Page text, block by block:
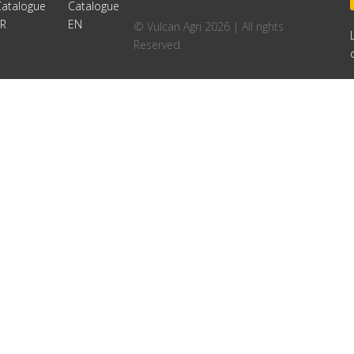
Catalogue
EN
© Vulcan Agri 2026 | All rights
Reserved.